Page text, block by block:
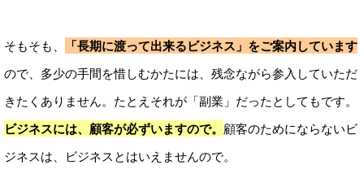
そもそも、
「長期に渡って出来るビジネス」をご案内しています
ので、多少の手間を惜しむかたには、残念ながら参入していただ
きたくありません。たとえそれが「副業」だったとしてもです。
ビジネスには、顧客が必ずいますので。 顧客のためにならないビ
ジネスは、ビジネスとはいえませんので。